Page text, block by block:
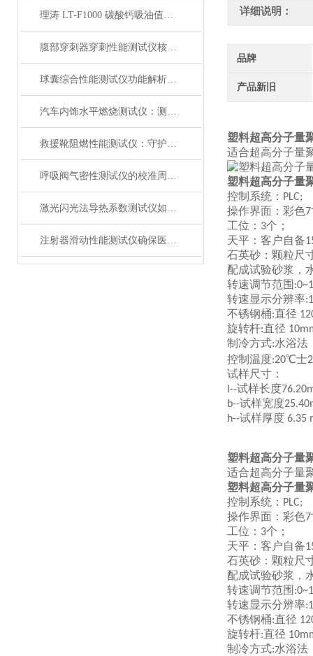
理涛 LT-F1000 碳酸钙吸油值测试仪 介绍说明
腹部穿刺器穿刺性能测试仪核心测试指标：穿刺力、峰值力、穿透力解析
球囊综合性能测试仪功能解析：额定爆破压（RBP）、顺应性、疲劳强度
汽车内饰水平燃烧测试仪：测试步骤、试样制备与结果判读
救援靴阻燃性能测试仪：守护救援人员足部安全的检测装备
呼吸阀气密性测试仪的校准周期与重要性
激光闪光法导热系数测试仪如何征服极端温度下的材料测试？
注射器滑动性能测试仪确保医疗注射安全顺畅
详细说明：
品牌
产品新旧
塑料超高分子量
适合超高分子量
塑料超高分子量
控制系统： PLC;
操作界面：彩色7
工位 ： 3个 ；
天平：客户自备
石英砂 ： 颗粒尺
配成试验砂浆，
转速调节范围 :0
转速显示分辨率
不锈钢桶:直径
旋转杆:直径
制冷方式:水浴法
控制温度:20℃士2
试样尺寸：
l--试样长度
b--试样宽度
h--试样厚度 6.35
塑料超高分子量
适合超高分子量
塑料超高分子量
控制系统： PLC;
操作界面：彩色7
工位 ： 3个 ；
天平：客户自备
石英砂 ： 颗粒尺
配成试验砂浆，
转速调节范围 :0
转速显示分辨率
不锈钢桶:直径
旋转杆:直径
制冷方式:水浴法